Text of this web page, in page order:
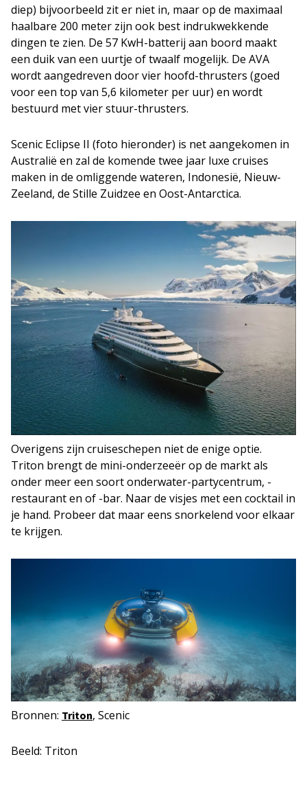
diep) bijvoorbeeld zit er niet in, maar op de maximaal
haalbare 200 meter zijn ook best indrukwekkende
dingen te zien. De 57 KwH-batterij aan boord maakt
een duik van een uurtje of twaalf mogelijk. De AVA
wordt aangedreven door vier hoofd-thrusters (goed
voor een top van 5,6 kilometer per uur) en wordt
bestuurd met vier stuur-thrusters.
Scenic Eclipse II (foto hieronder) is net aangekomen in
Australië en zal de komende twee jaar luxe cruises
maken in de omliggende wateren, Indonesië, Nieuw-
Zeeland, de Stille Zuidzee en Oost-Antarctica.
Overigens zijn cruiseschepen niet de enige optie.
Triton brengt de mini-onderzeeër op de markt als
onder meer een soort onderwater-partycentrum, -
restaurant en of -bar. Naar de visjes met een cocktail in
je hand. Probeer dat maar eens snorkelend voor elkaar
te krijgen.
Bronnen: Triton, Scenic
Beeld: Triton